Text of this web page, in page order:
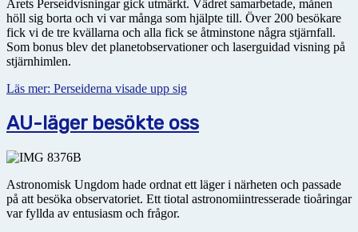
Årets Perseidvisningar gick utmärkt. Vädret samarbetade, månen
höll sig borta och vi var många som hjälpte till. Över 200 besökare
fick vi de tre kvällarna och alla fick se åtminstone några stjärnfall.
Som bonus blev det planetobservationer och laserguidad visning på
stjärnhimlen.
Läs mer: Perseiderna visade upp sig
AU-läger besökte oss
Astronomisk Ungdom hade ordnat ett läger i närheten och passade
på att besöka observatoriet. Ett tiotal astronomiintresserade tioåringar
var fyllda av entusiasm och frågor.